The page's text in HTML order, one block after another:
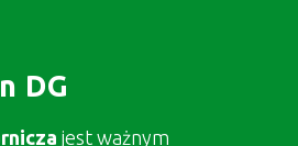
DG
jest ważnym